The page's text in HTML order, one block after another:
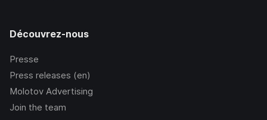
Découvrez-nous
Presse
Press releases (en)
Molotov Advertising
Join the team